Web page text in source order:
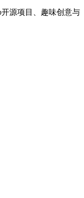
源项目、趣味创意与